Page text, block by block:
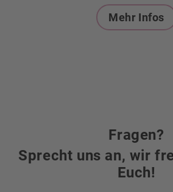
Mehr Infos
Fragen?
Sprecht uns an, wir
Euch!